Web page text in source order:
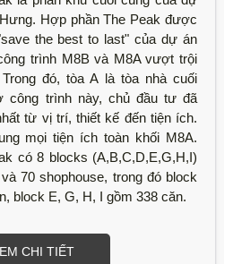
Hợp phần The Peak được
the best to last" của dự án
trình M8B và M8A vượt trội
đó, tòa A là tòa nhà cuối
công trình này, chủ đầu tư đã
từ vị trí, thiết kế đến tiện ích.
mọi tiện ích toàn khối M8A.
có 8 blocks (A,B,C,D,E,G,H,I)
70 shophouse, trong đó block
block E, G, H, I gồm 338 căn.
CHI TIẾT